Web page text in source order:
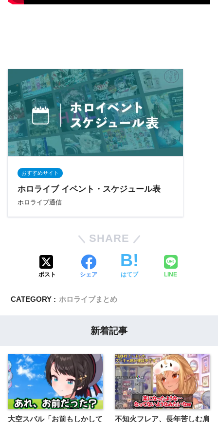
おすすめサイト
ホロライブ イベント・スケジュール表
ホロライブ通信
SHARE
ポスト シェア はてブ LINE
CATEGORY : ホロライブまとめ
新着記事
大空スバル「お前もしかして
不知火フレア、長年苦しむ肩